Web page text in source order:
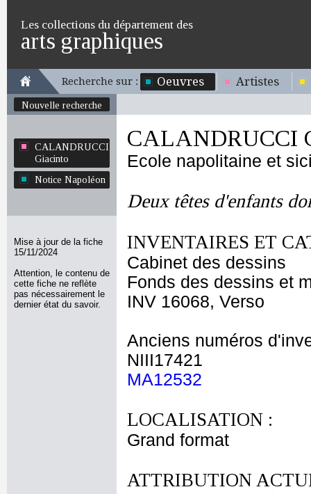
Les collections du département des
arts graphiques
Recherche sur : Oeuvres Artistes
Nouvelle recherche
CALANDRUCCI
Giacinto
Notice Napoléon
Mise à jour de la fiche
15/11/2024
Attention, le contenu de
cette fiche ne reflète
pas nécessairement le
dernier état du savoir.
CALANDRUCCI
Ecole napolitaine et
Deux têtes d'enfants
INVENTAIRES ET
Cabinet des dessins
Fonds des dessins et
INV 16068, Verso
Anciens numéros
NIII17421
MA12532
LOCALISATION :
Grand format
ATTRIBUTION